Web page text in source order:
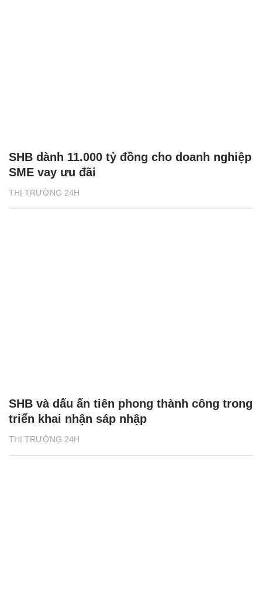
THỊ TRƯỜNG 24H
SHB dành 11.000 tỷ đồng cho doanh nghiệp
SME vay ưu đãi
THỊ TRƯỜNG 24H
SHB và dấu ấn tiên phong thành công trong
triển khai nhận sáp nhập